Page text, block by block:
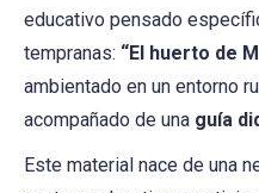
educativo pensado
tempranas: “El huerto de
ambientado en un entorno
acompañado de una guía
Este material nace de una